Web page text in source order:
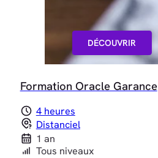
DÉCOUVRIR
Formation Oracle Garance
4 heures
Distanciel
1 an
Tous niveaux